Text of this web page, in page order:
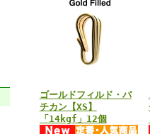
ゴールドフィルド・バ
チカン【XS】
「14kgf」12個